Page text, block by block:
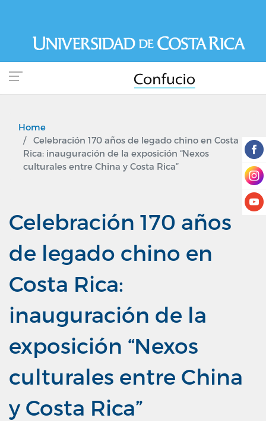
main
content
Home
Celebración 170 años de legado chino en Costa
Rica: inauguración de la exposición “Nexos
culturales entre China y Costa Rica”
Celebración 170 años
de legado chino en
Costa Rica:
inauguración de la
exposición “Nexos
culturales entre China
y Costa Rica”